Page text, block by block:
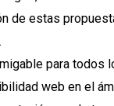
de estas
para todos
web en el